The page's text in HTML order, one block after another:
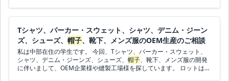
談です。 日本のエリアの企業様からのご連絡を希望します。 ご連絡お
待ちしております。
Tシャツ、パーカー・スウェット、シャツ、デニム・ジーン
ズ、シューズ、 帽子、靴下、メンズ服のOEM生産のご相談
私は中部在住の学生です。 今回、Tシャツ、パーカー・スウェット、
シャツ、デニム・ジーンズ、シューズ、 帽子、靴下、メンズ服の開発
に伴いまして、OEM企業様や縫製工場様を探しています。 ロットは10